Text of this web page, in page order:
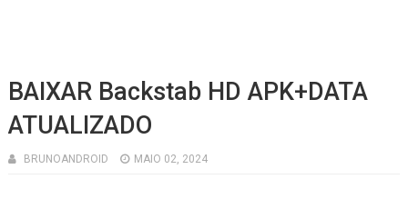
BAIXAR Backstab HD APK+DATA
ATUALIZADO
BRUNOANDROID MAIO 02, 2024